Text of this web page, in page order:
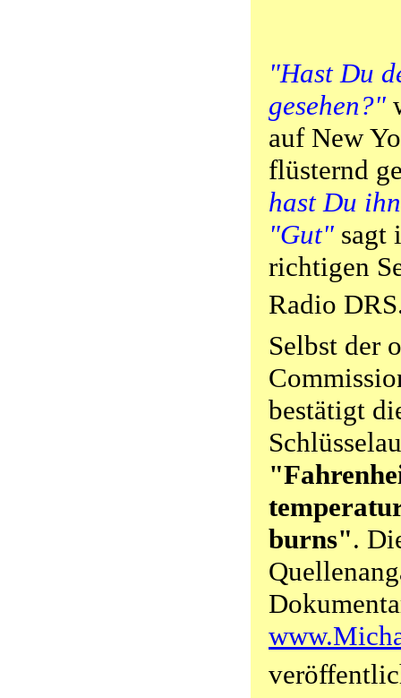
"Hast Du
gesehen?"
auf New
flüsternd
hast Du
"Gut" sagt
richtigen
Radio
Selbst der
bestätigt
burns".